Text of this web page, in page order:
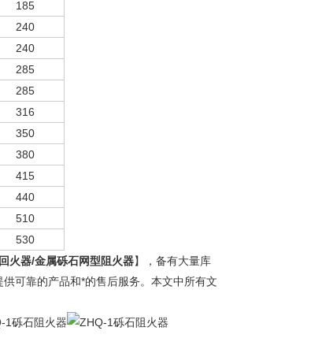
185
240
240
285
285
316
350
380
415
440
510
530
火器/金属砾石网型阻火器】，备有大量库
可靠的产品和*的售后服务。本文中所有文